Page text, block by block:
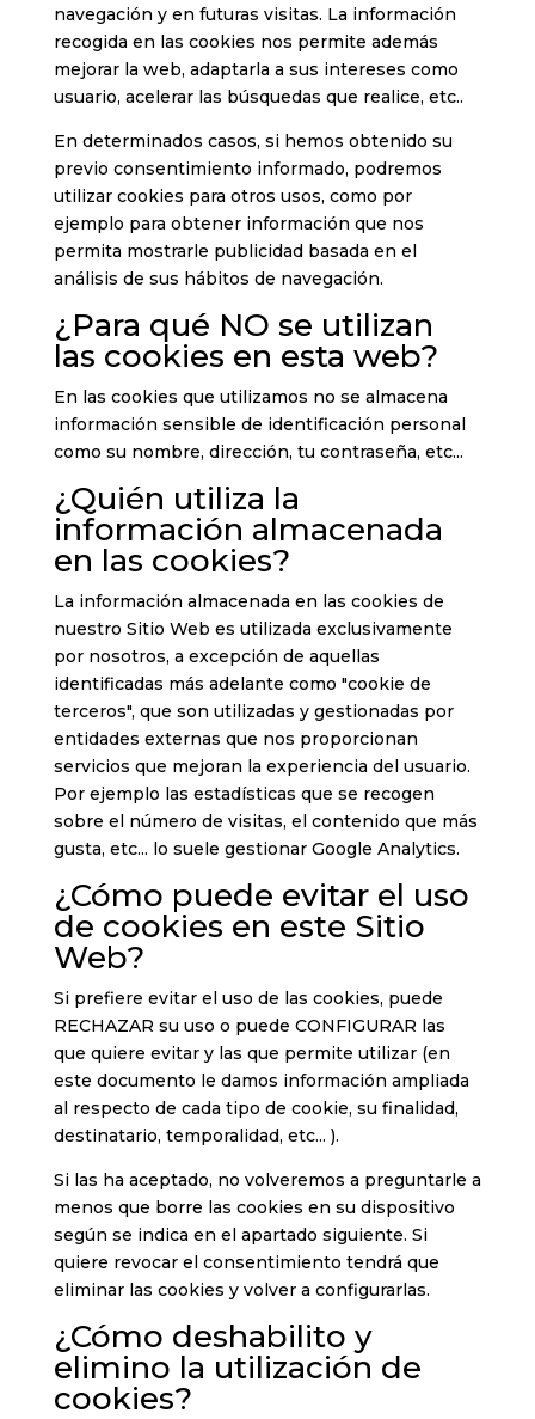
navegación y en futuras visitas. La información
recogida en las cookies nos permite además
mejorar la web, adaptarla a sus intereses como
usuario, acelerar las búsquedas que realice, etc..
En determinados casos, si hemos obtenido su
previo consentimiento informado, podremos
utilizar cookies para otros usos, como por
ejemplo para obtener información que nos
permita mostrarle publicidad basada en el
análisis de sus hábitos de navegación.
¿Para qué NO se utilizan
las cookies en esta web?
En las cookies que utilizamos no se almacena
información sensible de identificación personal
como su nombre, dirección, tu contraseña, etc...
¿Quién utiliza la
información almacenada
en las cookies?
La información almacenada en las cookies de
nuestro Sitio Web es utilizada exclusivamente
por nosotros, a excepción de aquellas
identificadas más adelante como "cookie de
terceros", que son utilizadas y gestionadas por
entidades externas que nos proporcionan
servicios que mejoran la experiencia del usuario.
Por ejemplo las estadísticas que se recogen
sobre el número de visitas, el contenido que más
gusta, etc... lo suele gestionar Google Analytics.
¿Cómo puede evitar el uso
de cookies en este Sitio
Web?
Si prefiere evitar el uso de las cookies, puede
RECHAZAR su uso o puede CONFIGURAR las
que quiere evitar y las que permite utilizar (en
este documento le damos información ampliada
al respecto de cada tipo de cookie, su finalidad,
destinatario, temporalidad, etc... ).
Si las ha aceptado, no volveremos a preguntarle a
menos que borre las cookies en su dispositivo
según se indica en el apartado siguiente. Si
quiere revocar el consentimiento tendrá que
eliminar las cookies y volver a configurarlas.
¿Cómo deshabilito y
elimino la utilización de
cookies?